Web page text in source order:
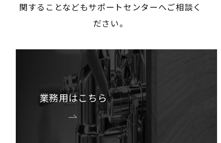
関することなどもサポートセンターへご相談く
ださい。
業務用はこちら